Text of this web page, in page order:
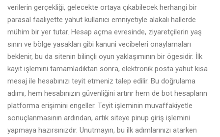
verilerin gerçekliği, gelecekte ortaya çıkabilecek herhangi bir
parasal faaliyette yahut kullanıcı emniyetiyle alakalı hallerde
mühim bir yer tutar. Hesap açma evresinde, ziyaretçilerin yaş
sınırı ve bölge yasakları gibi kanuni vecibeleri onaylamaları
beklenir, bu da sitenin bilinçli oyun yaklaşımının bir ögesidir. İlk
kayıt işlemini tamamladıktan sonra, elektronik posta yahut kısa
mesaj ile hesabınızı teyit etmeniz talep edilir. Bu doğrulama
adımı, hem hesabınızın güvenliğini artırır hem de bot hesapların
platforma erişimini engeller. Teyit işleminin muvaffakiyetle
sonuçlanmasının ardından, artık siteye pinup giriş işlemini
yapmaya hazırsınızdır. Unutmayın, bu ilk adımlarınızı atarken